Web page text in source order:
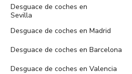
Desguace de coches en
Sevilla
Desguace de coches en Madrid
Desguace de coches en Barcelona
Desguace de coches en Valencia